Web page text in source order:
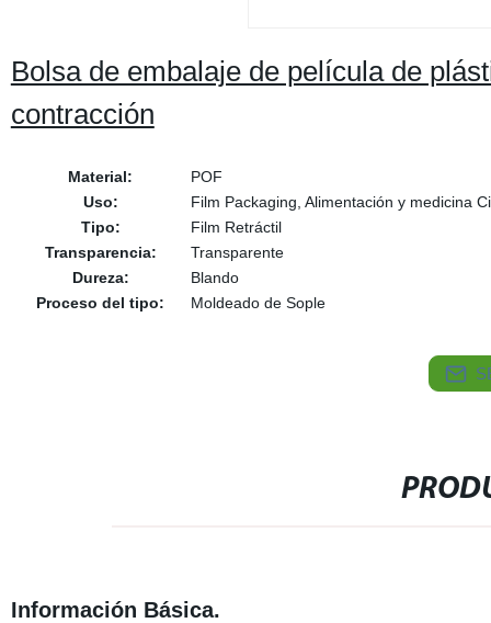
Bolsa de embalaje de película de
contracción
Material:
POF
Uso:
Film Packaging, Alimentación y medicina
Tipo:
Film Retráctil
Transparencia:
Transparente
Dureza:
Blando
Proceso del tipo:
Moldeado de Sople
Información Básica.